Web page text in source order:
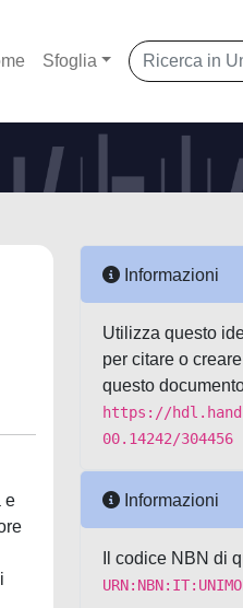
Sfoglia
e
Informazioni
Utilizza questo
per citare o
questo
https://
00.14242/304456
Informazioni
Il codice NBN di